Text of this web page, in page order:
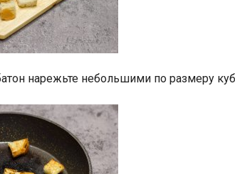
нарежьте небольшими по размеру